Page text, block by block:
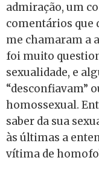
admiração, um
comentários que
me chamaram a
foi muito
sexualidade, e
“desconfiavam”
homossexual.
saber da sua
às últimas a
vítima de